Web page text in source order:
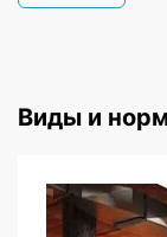
Виды и